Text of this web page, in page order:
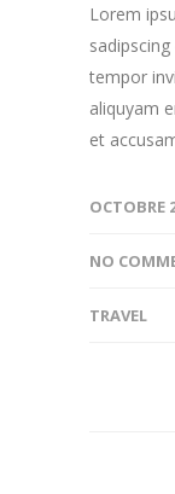
Lorem
tempor
aliquyam
et
OCTOBRE
NO
TRAVEL